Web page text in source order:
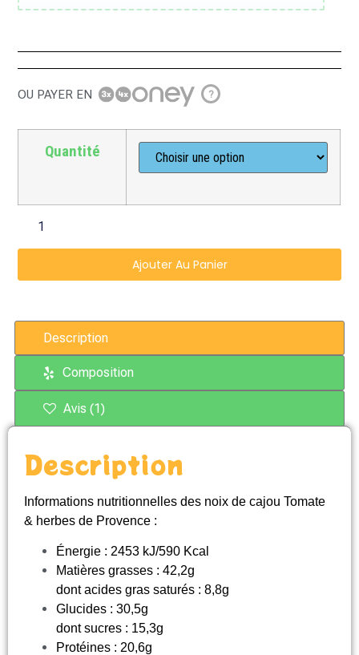
OU PAYER EN ?
Quantité
Ajouter Au Panier
Description
Composition
Avis (1)
Description
Informations nutritionnelles des noix de cajou Tomate
& herbes de Provence :
Énergie : 2453 kJ/590 Kcal
Matières grasses : 42,2g
dont acides gras saturés : 8,8g
Glucides : 30,5g
dont sucres : 15,3g
Protéines : 20,6g